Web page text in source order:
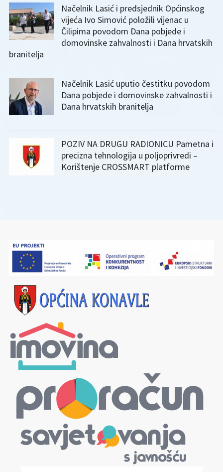
Načelnik Lasić i predsjednik Općinskog
vijeća Ivo Simović položili vijenac u
Čilipima povodom Dana pobjede i
domovinske zahvalnosti i Dana hrvatskih
branitelja
Načelnik Lasić uputio čestitku povodom
Dana pobjede i domovinske zahvalnosti i
Dana hrvatskih branitelja
POZIV NA DRUGU RADIONICU Pametna i
precizna tehnologija u poljoprivredi –
Korištenje CROSSMART platforme